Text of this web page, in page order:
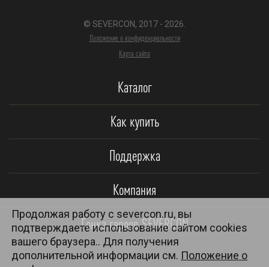
© SEVERCON, 2017 - 2026.
Положение о конфиденциальности
Карта сайта
Каталог
Как купить
Поддержка
Компания
Гонка героев SEVERCON
Продолжая работу с severcon.ru, вы
подтверждаете использование сайтом cookies
вашего браузера.. Для получения
дополнительной информации см. Положение о